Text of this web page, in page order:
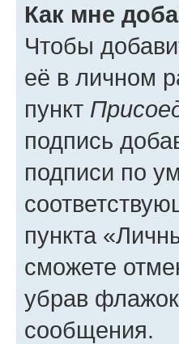
Как мне
Чтобы
её в личном
пункт
подпись
подписи по
пункта
сможете
убрав флажок
сообщения.